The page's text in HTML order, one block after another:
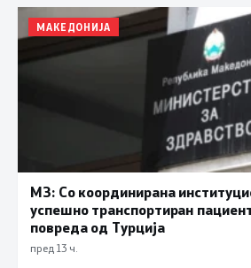
МАКЕДОНИЈА
МЗ: Со координирана
успешно транспортиран
повреда од Турција
пред 13 ч.